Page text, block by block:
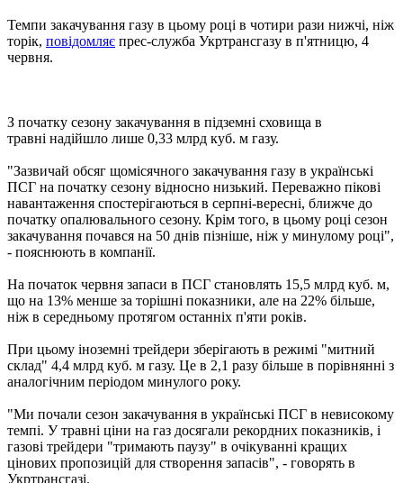
Темпи закачування газу в цьому році в чотири рази нижчі, ніж
торік, повідомляє прес-служба Укртрансгазу в п'ятницю, 4
червня.
З початку сезону закачування в підземні сховища в
травні надійшло лише 0,33 млрд куб. м газу.
"Зазвичай обсяг щомісячного закачування газу в українські
ПСГ на початку сезону відносно низький. Переважно пікові
навантаження спостерігаються в серпні-вересні, ближче до
початку опалювального сезону. Крім того, в цьому році сезон
закачування почався на 50 днів пізніше, ніж у минулому році",
- пояснюють в компанії.
На початок червня запаси в ПСГ становлять 15,5 млрд куб. м,
що на 13% менше за торішні показники, але на 22% більше,
ніж в середньому протягом останніх п'яти років.
При цьому іноземні трейдери зберігають в режимі "митний
склад" 4,4 млрд куб. м газу. Це в 2,1 разу більше в порівнянні з
аналогічним періодом минулого року.
"Ми почали сезон закачування в українські ПСГ в невисокому
темпі. У травні ціни на газ досягали рекордних показників, і
газові трейдери "тримають паузу" в очікуванні кращих
цінових пропозицій для створення запасів", - говорять в
Укртрансгазі.